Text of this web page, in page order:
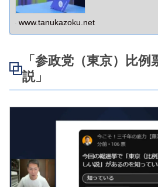
www.tanukazoku.net
「参政党（東京）比
説」